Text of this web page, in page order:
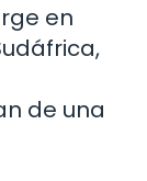
en
de una